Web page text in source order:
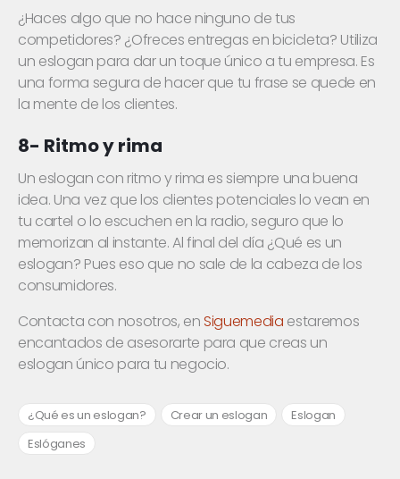
¿Haces algo que no hace ninguno de tus
competidores? ¿Ofreces entregas en bicicleta? Utiliza
un eslogan para dar un toque único a tu empresa. Es
una forma segura de hacer que tu frase se quede en
la mente de los clientes.
8- Ritmo y rima
Un eslogan con ritmo y rima es siempre una buena
idea. Una vez que los clientes potenciales lo vean en
tu cartel o lo escuchen en la radio, seguro que lo
memorizan al instante. Al final del día ¿Qué es un
eslogan? Pues eso que no sale de la cabeza de los
consumidores.
Contacta con nosotros, enSiguemedia estaremos
encantados de asesorarte para que creas un
eslogan único para tu negocio.
¿Qué es un eslogan? Crear un eslogan
Eslogan
Eslóganes